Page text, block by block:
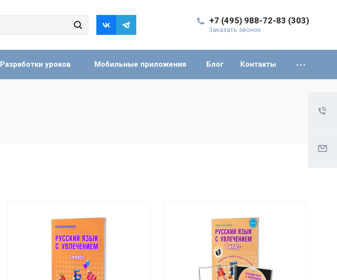
+7 (495) 988-72-83 (303)
Заказать звонок
Разработки уроков Мобильные приложения Блог Контакты